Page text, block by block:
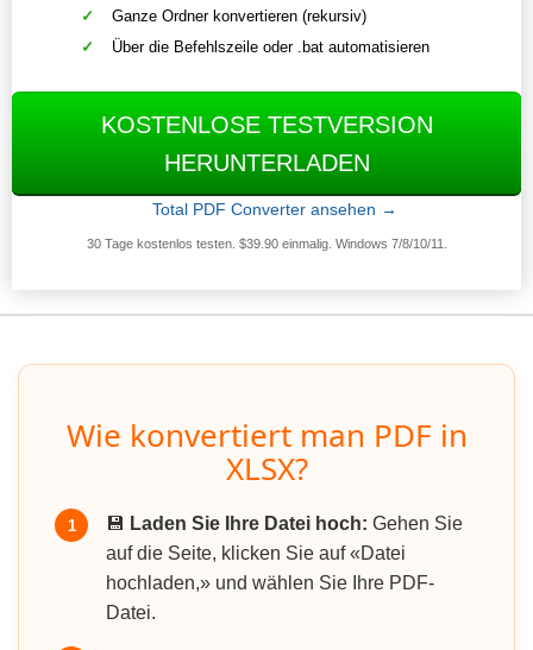
Ganze Ordner konvertieren (rekursiv)
Über die Befehlszeile oder .bat automatisieren
KOSTENLOSE TESTVERSION
HERUNTERLADEN
Total PDF Converter ansehen →
30 Tage kostenlos testen. $39.90 einmalig. Windows 7/8/10/11.
Wie konvertiert man PDF in
XLSX?
1 💾 Laden Sie Ihre Datei hoch: Gehen Sie
auf die Seite, klicken Sie auf «Datei
hochladen,» und wählen Sie Ihre PDF-
Datei.